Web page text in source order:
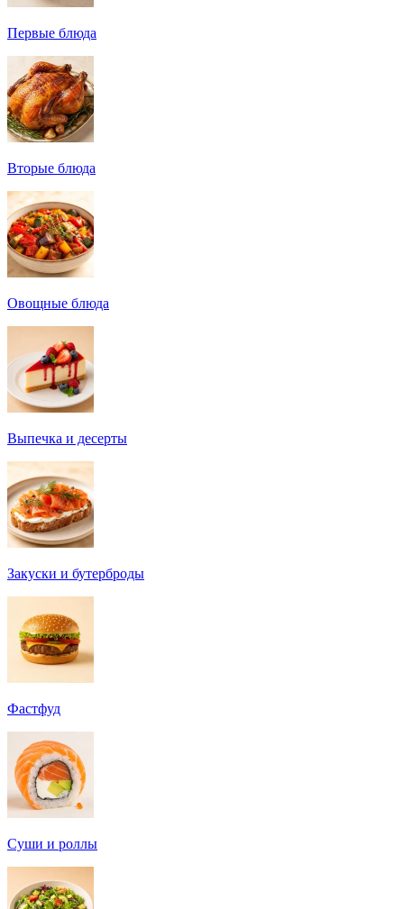
Первые блюда
Вторые блюда
Овощные блюда
Выпечка и десерты
Закуски и бутерброды
Фастфуд
Суши и роллы